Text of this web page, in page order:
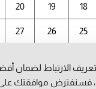
أغسطس 2026
18
19
20
25
26
27
الارتباط لضمان
فسنفترض موافقتك